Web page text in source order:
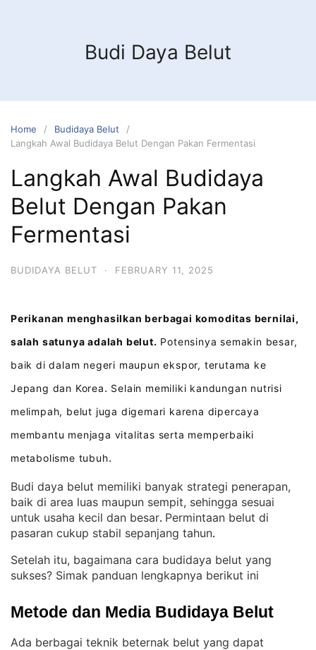
Budi Daya Belut
Home
Budidaya Belut
Langkah Awal Budidaya Belut Dengan Pakan Fermentasi
Langkah Awal Budidaya
Belut Dengan Pakan
Fermentasi
BUDIDAYA BELUT · FEBRUARY 11, 2025
Perikanan menghasilkan berbagai komoditas bernilai,
salah satunya adalah belut. Potensinya semakin besar,
baik di dalam negeri maupun ekspor, terutama ke
Jepang dan Korea. Selain memiliki kandungan nutrisi
melimpah, belut juga digemari karena dipercaya
membantu menjaga vitalitas serta memperbaiki
metabolisme tubuh.
Budi daya belut memiliki banyak strategi penerapan,
baik di area luas maupun sempit, sehingga sesuai
untuk usaha kecil dan besar. Permintaan belut di
pasaran cukup stabil sepanjang tahun.
Setelah itu, bagaimana cara budidaya belut yang
sukses? Simak panduan lengkapnya berikut ini
Metode dan Media Budidaya Belut
Ada berbagai teknik beternak belut yang dapat